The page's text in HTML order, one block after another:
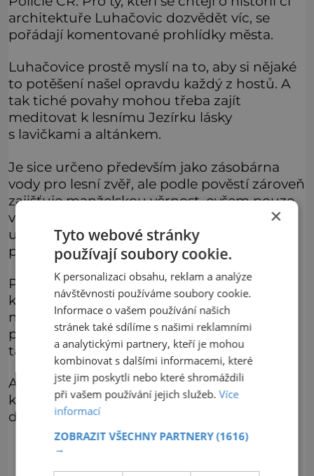
architektuře Luhačovic dozvědět víc, se
pořádají komentované prohlídky města.
Luhačovice prostě myslí na to, aby si nějaké
to potěšení našel opravdu každý z hostů. A
tak tiché povahy mohou třeba zajít
meditovat k lesnímu Jezírku lásky
s lavičkami a altánkem.
Je sice určeno především jako zásobárna
vody pro lesní zvěř, ale podle pověstí zároveň
zajišťuje manželskou věrnost, ovšem pouze
v případě, že v jeho vodě omočíte levý
ukazováček. Možná ale někteří zatouží spíš
po silnějším výdeji energie.
Pak se bude hodit náročnější vycházka
k Luhačovické přehradě, přičemž koeficient
náročnosti můžeme ještě zvýšit testováním
posilovacích strojů umístěných po cestě na
takzvané stezce zdraví.
A ti úplně největší šílenci si mohou odskočit
k hotelu Vega, kde je připravena umělá
dráha pro zorbing.
×
Tyto webové stránky
používají soubory cookie.
K personalizaci obsahu, reklam a analýze
návštěvnosti používáme soubory cookie.
Informace o vašem používání našich
stránek také sdílíme s našimi reklamními
a analytickými partnery, kteří je mohou
kombinovat s dalšími informacemi, které
jste jim poskytli nebo které shromáždili
při vašem používání jejich služeb.Více
informací
ZOBRAZIT VŠECHNY PARTNERY(1616)
→